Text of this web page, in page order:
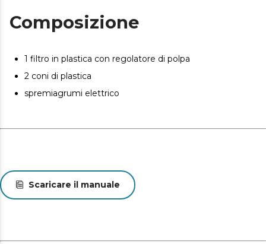
Composizione
1 filtro in plastica con regolatore di polpa
2 coni di plastica
spremiagrumi elettrico
Scaricare il manuale